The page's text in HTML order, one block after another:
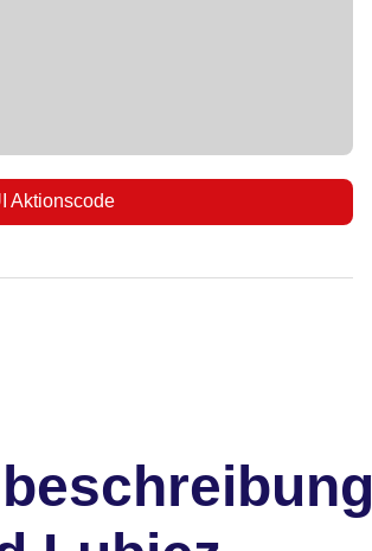
Aktionscode